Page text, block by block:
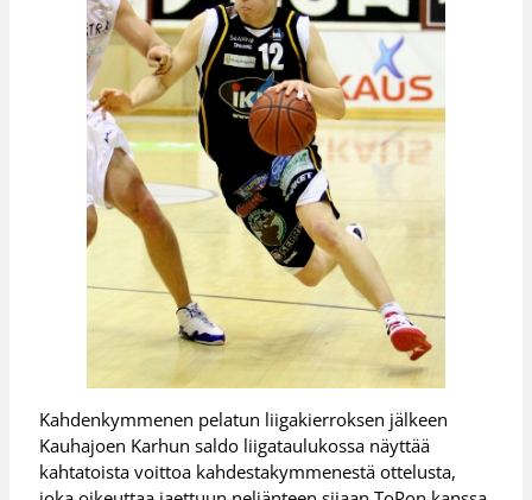
Kahdenkymmenen pelatun liigakierroksen jälkeen
Kauhajoen Karhun saldo liigataulukossa näyttää
kahtatoista voittoa kahdestakymmenestä ottelusta,